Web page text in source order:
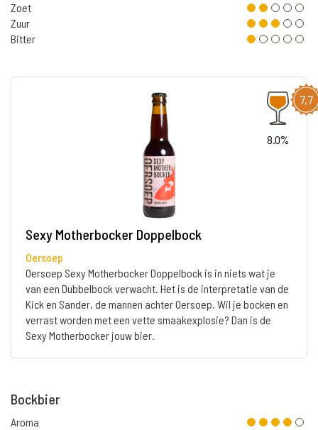
Zoet
Zuur
Bitter
7,7
8.0%
Sexy Motherbocker Doppelbock
Oersoep
Oersoep Sexy Motherbocker Doppelbock is in niets wat je
van een Dubbelbock verwacht. Het is de interpretatie van de
Kick en Sander, de mannen achter Oersoep. Wil je bocken en
verrast worden met een vette smaakexplosie? Dan is de
Sexy Motherbocker jouw bier.
Bockbier
Aroma